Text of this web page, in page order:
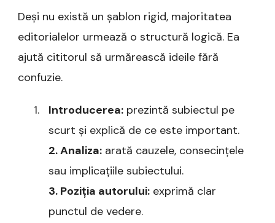
Deși nu există un șablon rigid, majoritatea
editorialelor urmează o structură logică. Ea
ajută cititorul să urmărească ideile fără
confuzie.
Introducerea: prezintă subiectul pe
scurt și explică de ce este important.
2. Analiza: arată cauzele, consecințele
sau implicațiile subiectului.
3. Poziția autorului: exprimă clar
punctul de vedere.